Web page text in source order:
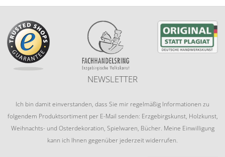
NEWSLETTER
Ich bin damit einverstanden, dass Sie mir regelmäßig Informationen zu
folgendem Produktsortiment per E-Mail senden: Erzgebirgskunst, Holzkunst,
Weihnachts- und Osterdekoration, Spielwaren, Bücher. Meine Einwilligung
kann ich Ihnen gegenüber jederzeit widerrufen.